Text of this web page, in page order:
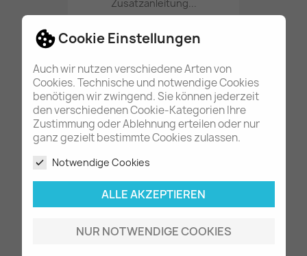
Cookie Einstellungen
Auch wir nutzen verschiedene Arten von
Cookies. Technische und notwendige Cookies
benötigen wir zwingend. Sie können jederzeit
den verschiedenen Cookie-Kategorien Ihre
Zustimmung oder Ablehnung erteilen oder nur
ganz gezielt bestimmte Cookies zulassen.
Notwendige Cookies
ALLE AKZEPTIEREN
NUR NOTWENDIGE COOKIES
Zusatzanleitung...
14,80 €
Z.ZT. NICHT LIEFERBAR